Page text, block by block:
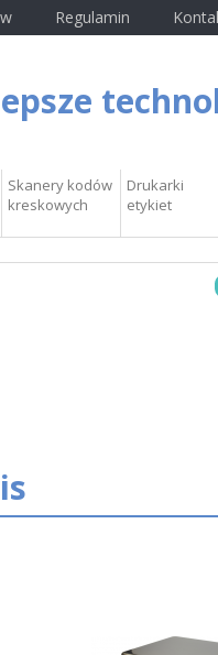
Regulamin
Skanery kodów
kreskowych
Drukarki
etykiet